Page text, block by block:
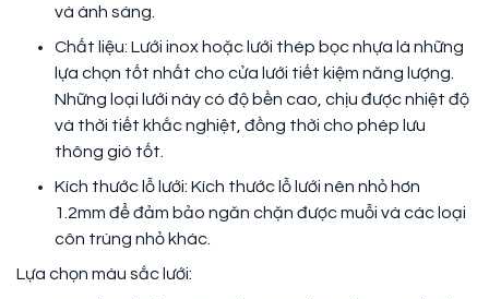
và ánh sáng.
Chất liệu: Lưới inox hoặc lưới thép bọc nhựa là những
lựa chọn tốt nhất cho cửa lưới tiết kiệm năng lượng.
Những loại lưới này có độ bền cao, chịu được nhiệt độ
và thời tiết khắc nghiệt, đồng thời cho phép lưu
thông gió tốt.
Kích thước lỗ lưới: Kích thước lỗ lưới nên nhỏ hơn
1.2mm để đảm bảo ngăn chặn được muỗi và các loại
côn trùng nhỏ khác.
Lựa chọn màu sắc lưới: